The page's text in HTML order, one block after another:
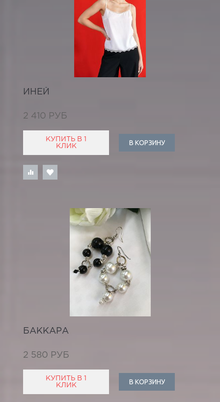
ИНЕЙ
2 410 РУБ
КУПИТЬ В 1
КЛИК
В КОРЗИНУ
БАККАРА
2 580 РУБ
КУПИТЬ В 1
КЛИК
В КОРЗИНУ